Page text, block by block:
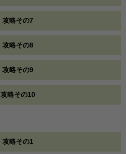
攻略その7
攻略その8
攻略その9
攻略その10
攻略その1